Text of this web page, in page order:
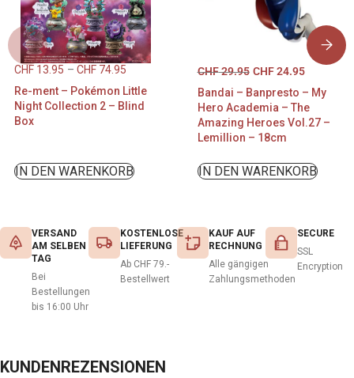
CHF 13.95 – CHF 74.95
Re-ment – Pokémon Little
Night Collection 2 – Blind
Box
IN DEN WARENKORB
CHF29.95 CHF24.95
Bandai – Banpresto – My
Hero Academia – The
Amazing Heroes Vol.27 –
Lemillion – 18cm
IN DEN WARENKORB
VERSAND
AM SELBEN
TAG
Bei
Bestellungen
bis 16:00 Uhr
KOSTENLOSE
LIEFERUNG
Ab CHF 79.-
Bestellwert
KAUF AUF
RECHNUNG
Alle gängigen
Zahlungsmethoden
SECURE
SSL
Encryption
KUNDENREZENSIONEN